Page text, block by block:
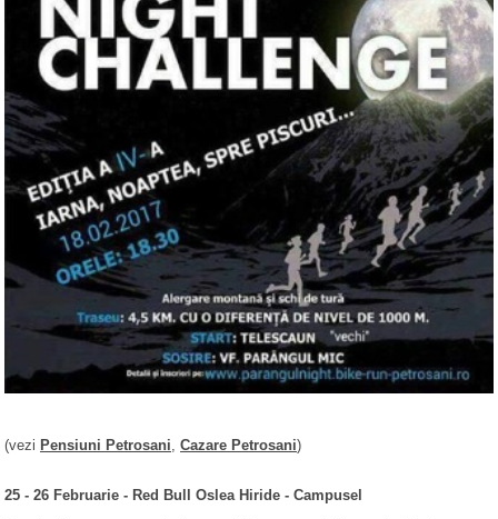
(vezi Pensiuni Petrosani, Cazare Petrosani)
25 - 26 Februarie - Red Bull Oslea Hiride - Campusel